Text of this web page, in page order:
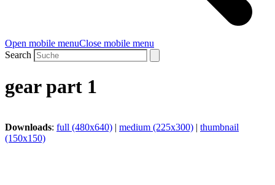
Open mobile menuClose mobile menu
Search
gear part 1
Downloads: full (480x640) | medium (225x300) | thumbnail
(150x150)